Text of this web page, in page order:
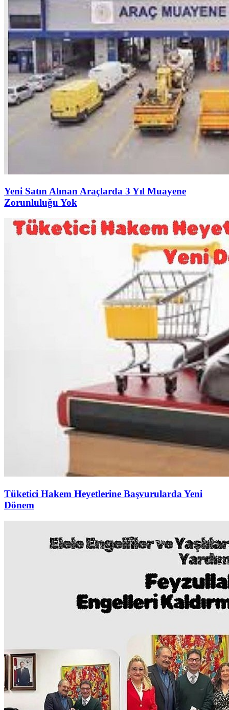
Yeni Satın Alınan Araçlarda 3 Yıl Muayene
Zorunluluğu Yok
Tüketici Hakem Heyetlerine Başvurularda Yeni
Dönem